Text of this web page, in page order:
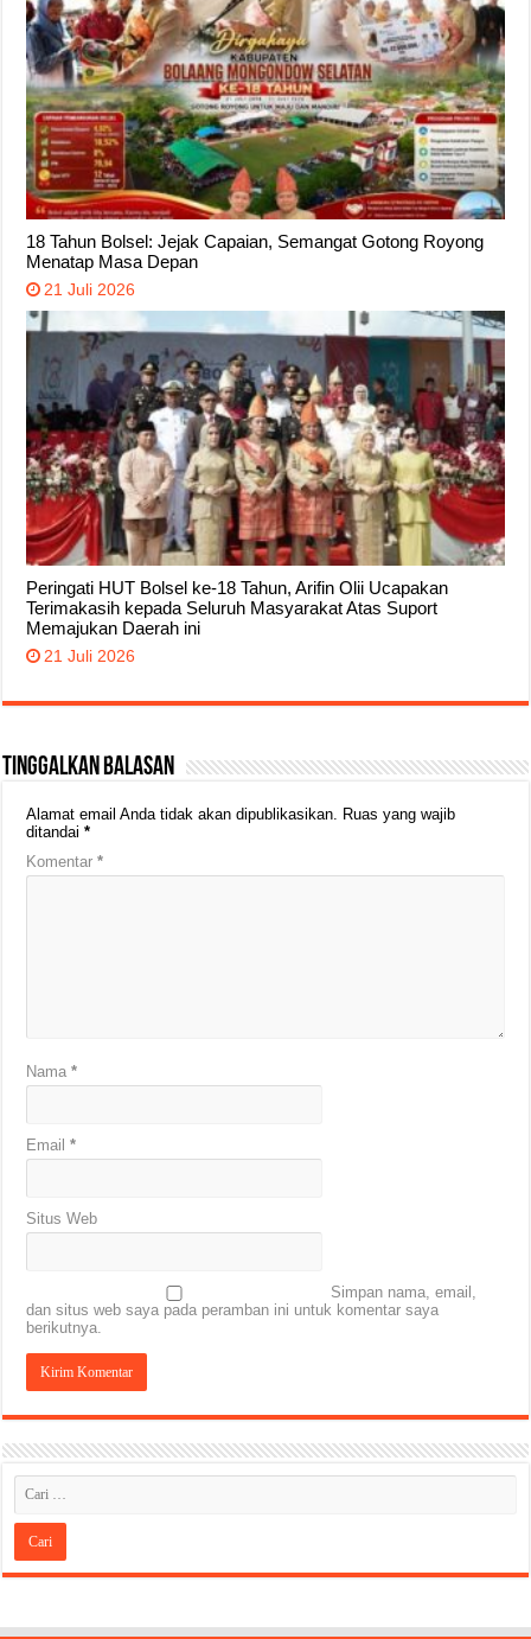
18 Tahun Bolsel: Jejak Capaian, Semangat Gotong Royong
Menatap Masa Depan
21 Juli 2026
Peringati HUT Bolsel ke-18 Tahun, Arifin Olii Ucapakan
Terimakasih kepada Seluruh Masyarakat Atas Suport
Memajukan Daerah ini
21 Juli 2026
Tinggalkan Balasan
Alamat email Anda tidak akan dipublikasikan. Ruas yang wajib
ditandai*
Komentar*
Nama*
Email*
Situs Web
Simpan nama, email,
dan situs web saya pada peramban ini untuk komentar saya
berikutnya.